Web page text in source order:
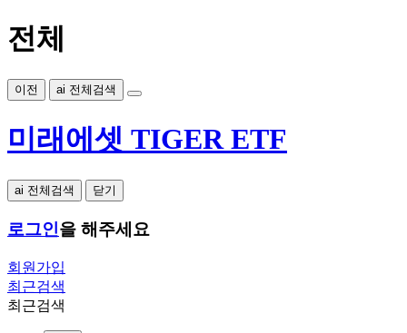
전체
이전 ai 전체검색
미래에셋 TIGER ETF
ai 전체검색 닫기
로그인을 해주세요
회원가입
최근검색
최근검색